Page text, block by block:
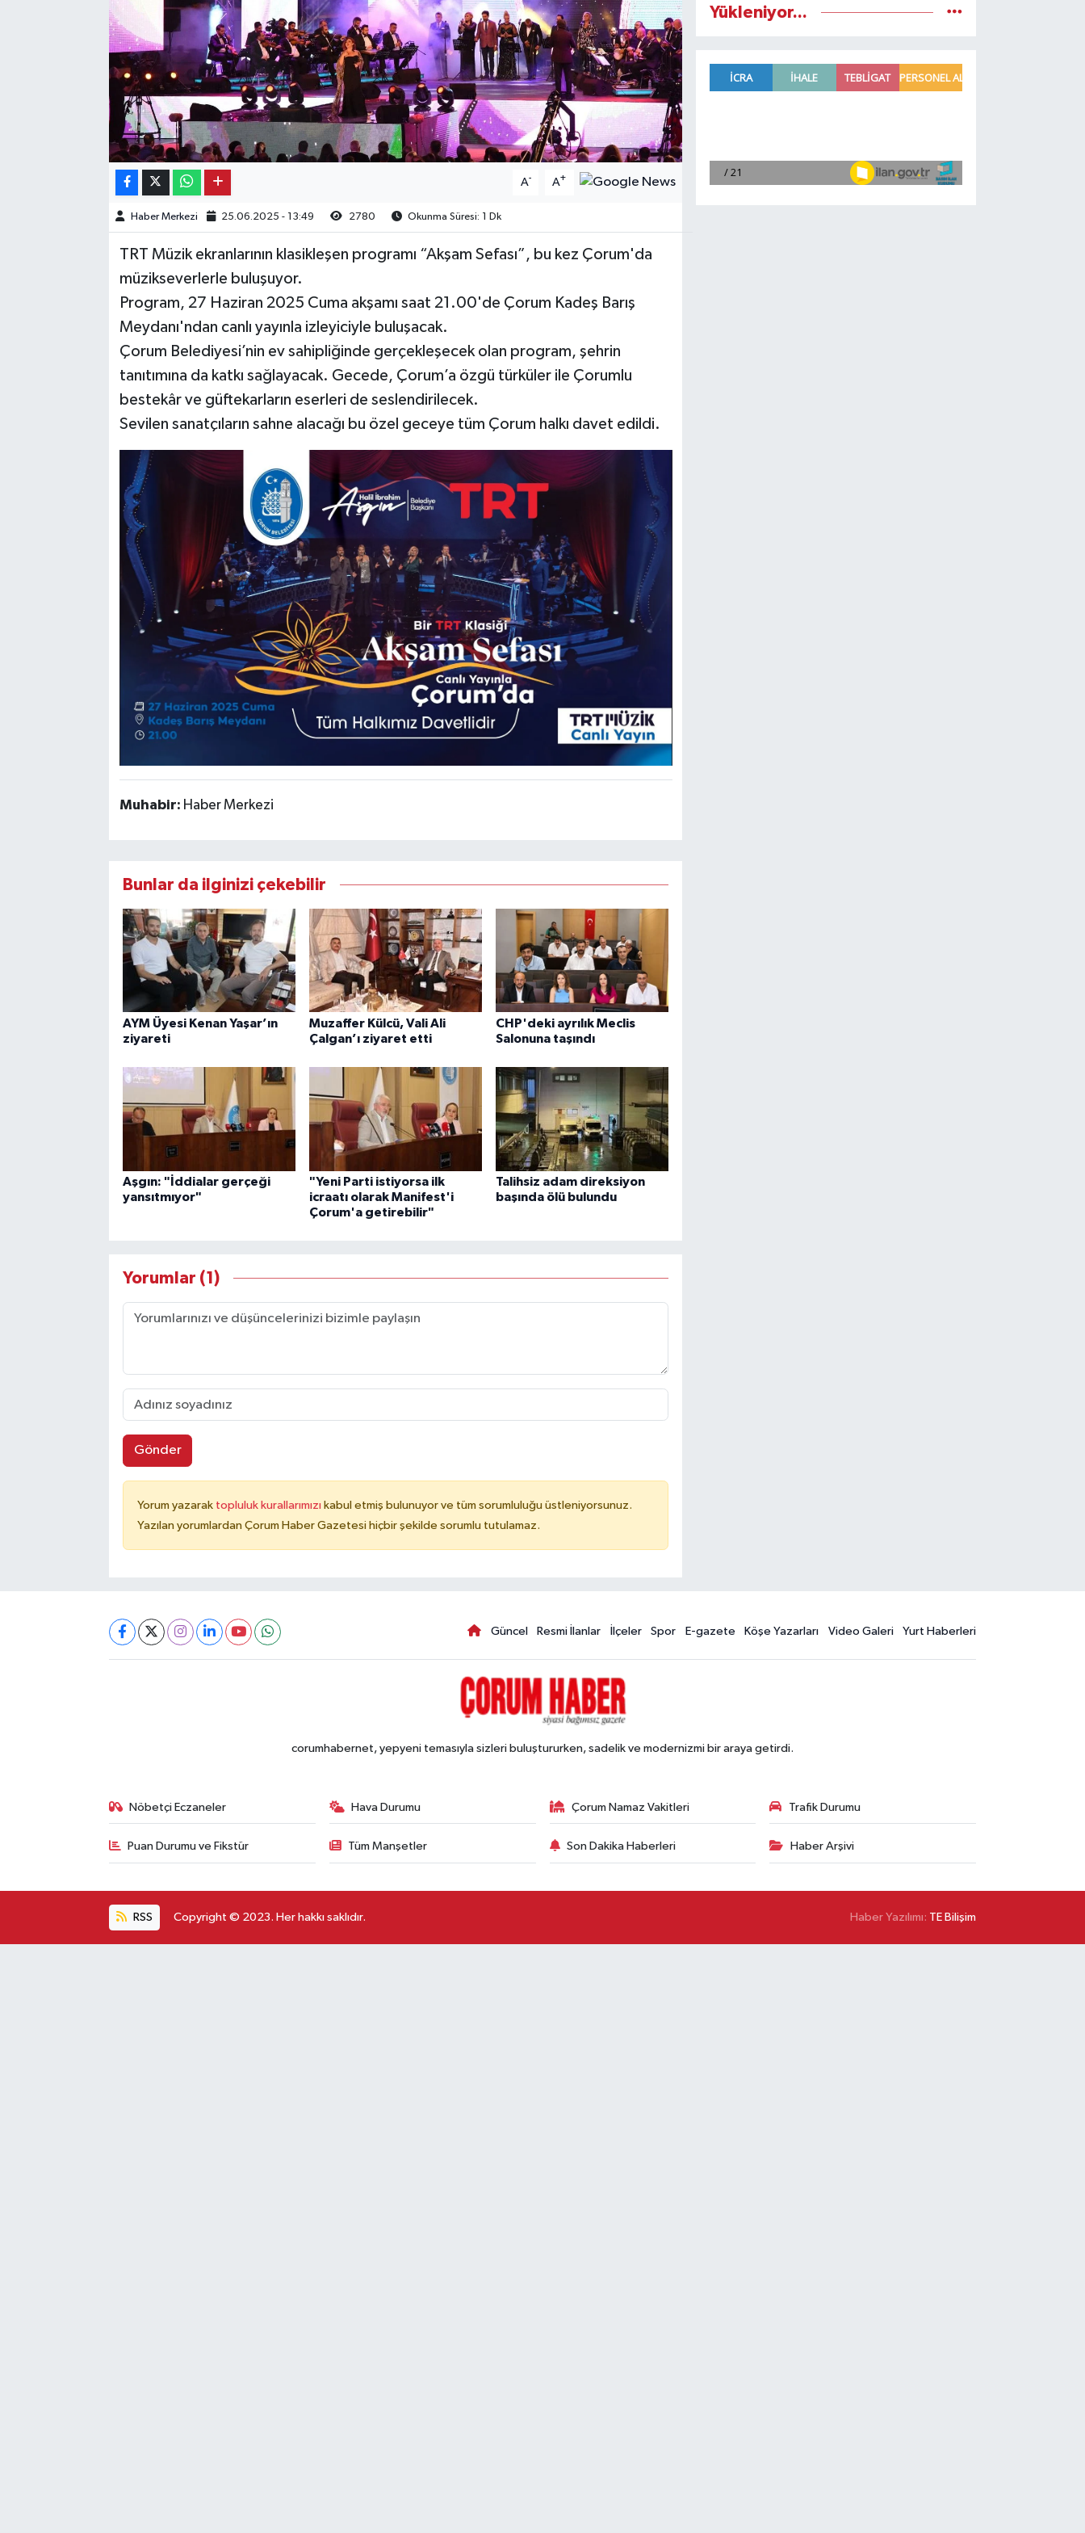
A- A+
Haber Merkezi 25.06.2025 - 13:49 2780 Okunma Süresi: 1 Dk
TRT Müzik ekranlarının klasikleşen programı “Akşam Sefası”, bu kez Çorum'da
müzikseverlerle buluşuyor.
Program, 27 Haziran 2025 Cuma akşamı saat 21.00'de Çorum Kadeş Barış
Meydanı'ndan canlı yayınla izleyiciyle buluşacak.
Çorum Belediyesi’nin ev sahipliğinde gerçekleşecek olan program, şehrin
tanıtımına da katkı sağlayacak. Gecede, Çorum’a özgü türküler ile Çorumlu
bestekâr ve güftekarların eserleri de seslendirilecek.
Sevilen sanatçıların sahne alacağı bu özel geceye tüm Çorum halkı davet edildi.
Muhabir: Haber Merkezi
Bunlar da ilginizi çekebilir
AYM Üyesi Kenan Yaşar’ın
ziyareti
Muzaffer Külcü, Vali Ali
Çalgan’ı ziyaret etti
CHP'deki ayrılık Meclis
Salonuna taşındı
Aşgın: "İddialar gerçeği
yansıtmıyor"
"Yeni Parti istiyorsa ilk
icraatı olarak Manifest'i
Çorum'a getirebilir"
Talihsiz adam direksiyon
başında ölü bulundu
Yorumlar (1)
Gönder
Yorum yazarak topluluk kurallarımızı kabul etmiş bulunuyor ve tüm sorumluluğu üstleniyorsunuz.
Yazılan yorumlardan Çorum Haber Gazetesi hiçbir şekilde sorumlu tutulamaz.
Yükleniyor...
Güncel Resmi İlanlar İlçeler Spor E-gazete Köşe Yazarları Video Galeri Yurt Haberleri
corumhabernet, yepyeni temasıyla sizleri buluştururken, sadelik ve modernizmi bir araya getirdi.
Nöbetçi Eczaneler Hava Durumu Çorum Namaz Vakitleri Trafik Durumu
Puan Durumu ve Fikstür Tüm Manşetler Son Dakika Haberleri Haber Arşivi
RSS Copyright © 2023. Her hakkı saklıdır. Haber Yazılımı: TE Bilişim
Osmancık